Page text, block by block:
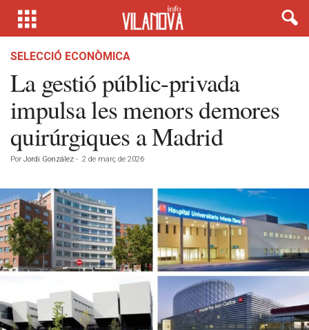
SELECCIÓ ECONÒMICA
La gestió públic-privada
impulsa les menors demores
quirúrgiques a Madrid
Por Jordi González - 2 de març de 2026